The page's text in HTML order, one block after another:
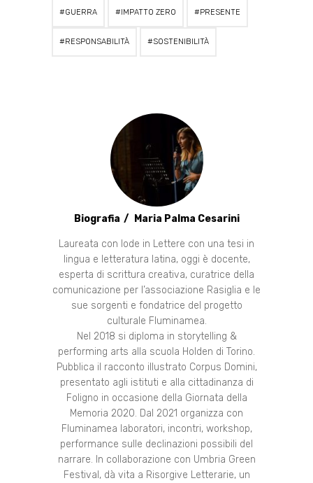
GUERRA IMPATTO ZERO PRESENTE
RESPONSABILITÀ SOSTENIBILITÀ
Biografia Maria Palma Cesarini
Laureata con lode in Lettere con una tesi in
lingua e letteratura latina, oggi è docente,
esperta di scrittura creativa, curatrice della
comunicazione per l’associazione Rasiglia e le
sue sorgenti e fondatrice del progetto
culturale Fluminamea.
Nel 2018 si diploma in storytelling &
performing arts alla scuola Holden di Torino.
Pubblica il racconto illustrato Corpus Domini,
presentato agli istituti e alla cittadinanza di
Foligno in occasione della Giornata della
Memoria 2020. Dal 2021 organizza con
Fluminamea laboratori, incontri, workshop,
performance sulle declinazioni possibili del
narrare. In collaborazione con Umbria Green
Festival, dà vita a Risorgive Letterarie, un